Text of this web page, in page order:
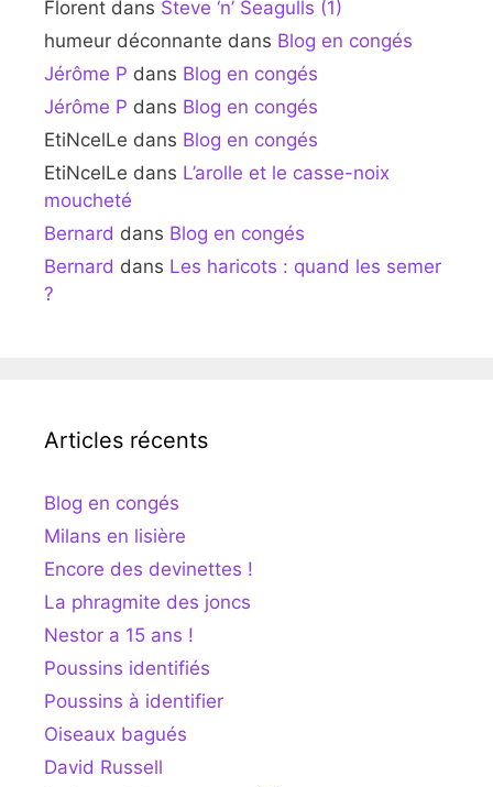
Florent dans Steve ‘n’ Seagulls (1)
humeur déconnante dans Blog en congés
Jérôme P dans Blog en congés
Jérôme P dans Blog en congés
EtiNcelLe dans Blog en congés
EtiNcelLe dans L’arolle et le casse-noix
moucheté
Bernard dans Blog en congés
Bernard dans Les haricots : quand les semer
?
Articles récents
Blog en congés
Milans en lisière
Encore des devinettes !
La phragmite des joncs
Nestor a 15 ans !
Poussins identifiés
Poussins à identifier
Oiseaux bagués
David Russell